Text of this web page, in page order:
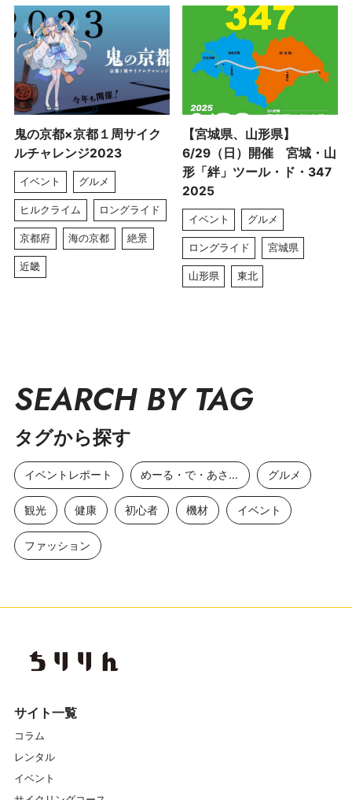
鬼の京都×京都１周サイク
ルチャレンジ2023
イベント グルメ
ヒルクライム ロングライド
京都府 海の京都 絶景
近畿
【宮城県、山形県】
6/29（日）開催 宮城・山
形「絆」ツール・ド・347
2025
イベント グルメ
ロングライド 宮城県
山形県 東北
SEARCH BY TAG
タグから探す
イベントレポート めーる・で・あさひ グルメ
観光 健康 初心者 機材 イベント
ファッション
サイト一覧
コラム
レンタル
イベント